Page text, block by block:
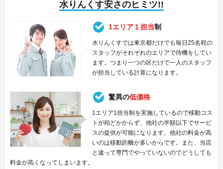
水りんくす安さのヒミツ!!
1エリア１担当制
水りんくすでは東京都だけでも毎日25名程の
スタッフがそれぞれのエリアで待機をしてい
ます。つまり一つの区だけで一人のスタッフ
が担当している計算になります。
驚異の低価格
1エリア1担当制を実施しているので移動コス
トが殆どかからず、他社の半額以下でサービ
スの提供が可能になります。他社の料金が高
いのは移動距離が多いからです。また、当店
と違って専門でやっていないのでどうしても
料金が高くなってしまいます。